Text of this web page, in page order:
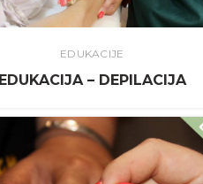
EDUKACIJE
EDUKACIJA – DEPILACIJA